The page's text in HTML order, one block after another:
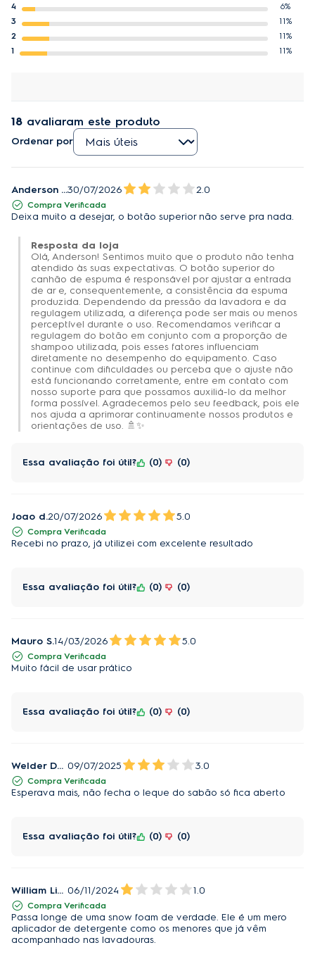
Informações técnicas
01 Bico 01 Reservatório 600 ml
4
6%
3
11%
2
11%
1
11%
18 avaliaram este produto
Ordenar por
Anderson A.30/07/2026 2.0
Compra Verificada
Deixa muito a desejar, o botão superior não serve pra nada.
Resposta da loja
Olá, Anderson! Sentimos muito que o produto não tenha
atendido às suas expectativas. O botão superior do
canhão de espuma é responsável por ajustar a entrada
de ar e, consequentemente, a consistência da espuma
produzida. Dependendo da pressão da lavadora e da
regulagem utilizada, a diferença pode ser mais ou menos
perceptível durante o uso. Recomendamos verificar a
regulagem do botão em conjunto com a proporção de
shampoo utilizada, pois esses fatores influenciam
diretamente no desempenho do equipamento. Caso
continue com dificuldades ou perceba que o ajuste não
está funcionando corretamente, entre em contato com
nosso suporte para que possamos auxiliá-lo da melhor
forma possível. Agradecemos pelo seu feedback, pois ele
nos ajuda a aprimorar continuamente nossos produtos e
orientações de uso. 🚿✨
Essa avaliação foi útil? 0 0
Joao d.20/07/2026 5.0
Compra Verificada
Recebi no prazo, já utilizei com excelente resultado
Essa avaliação foi útil? 0 0
Mauro S.14/03/2026 5.0
Compra Verificada
Muito fácil de usar prático
Essa avaliação foi útil? 0 0
Welder Delicolli 09/07/2025 3.0
Compra Verificada
Esperava mais, não fecha o leque do sabão só fica aberto
Essa avaliação foi útil? 0 0
William Lima 06/11/2024 1.0
Compra Verificada
Passa longe de uma snow foam de verdade. Ele é um mero
aplicador de detergente como os menores que já vêm
acompanhado nas lavadouras.